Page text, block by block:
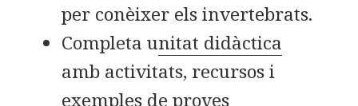
per conèixer els invertebrats.
Completa unitat didàctica
amb activitats, recursos i
exemples de proves